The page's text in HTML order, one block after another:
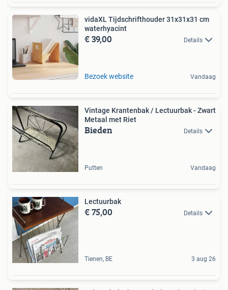
vidaXL Tijdschrifthouder 31x31x31 cm
waterhyacint
€ 39,00 Details
Bezoek website Vandaag
Vintage Krantenbak / Lectuurbak - Zwart
Metaal met Riet
Bieden Details
Putten Vandaag
Lectuurbak
€ 75,00 Details
Tienen, BE 3 aug 26